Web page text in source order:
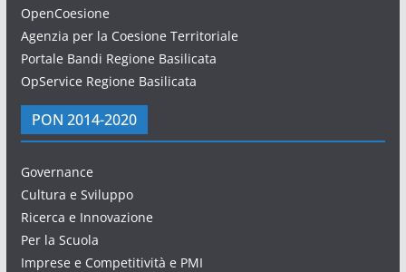
OpenCoesione
Agenzia per la Coesione Territoriale
Portale Bandi Regione Basilicata
OpService Regione Basilicata
PON 2014-2020
Governance
Cultura e Sviluppo
Ricerca e Innovazione
Per la Scuola
Imprese e Competitività e PMI